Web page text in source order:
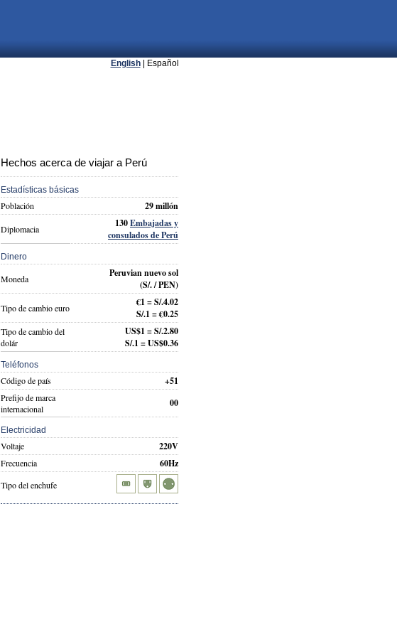
English| Español
Hechos acerca de viajar a Perú
Estadísticas básicas
Población 29 millón
Diplomacia 130Embajadas y
consulados de Perú
Dinero
Moneda
Peruvian nuevo sol
(S/. / PEN)
Tipo de cambio euro
€1 = S/.4.02
S/.1 = €0.25
Tipo de cambio del
dolár
US$1 = S/.2.80
S/.1 = US$0.36
Teléfonos
Código de país +51
Prefijo de marca
internacional
00
Electricidad
Voltaje 220V
Frecuencia 60Hz
Tipo del enchufe